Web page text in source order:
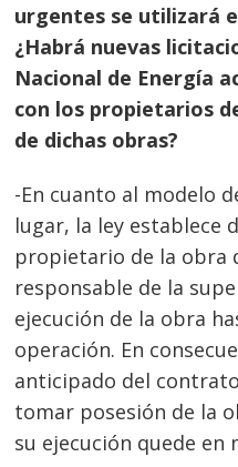
urgentes se utilizará
¿Habrá nuevas
Nacional de Energía
con los propietarios
de dichas obras?
-En cuanto al modelo
lugar, la ley establece
propietario de la obra
responsable de la
ejecución de la obra
operación. En
anticipado del
tomar posesión de la
su ejecución quede en